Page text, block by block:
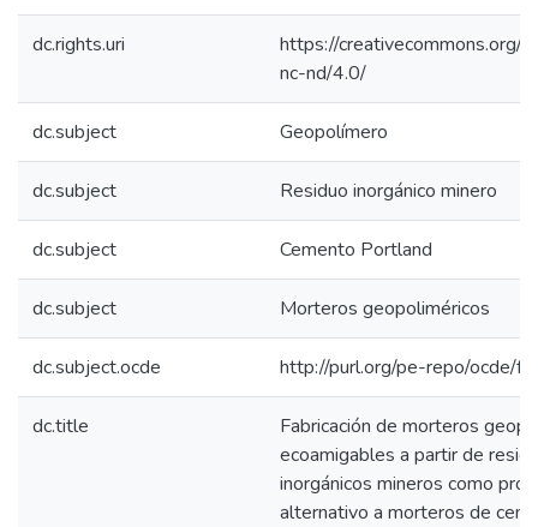
dc.rights.uri
https://creativecommons.org/
nc-nd/4.0/
dc.subject Geopolímero
dc.subject Residuo inorgánico minero
dc.subject Cemento Portland
dc.subject Morteros geopoliméricos
dc.subject.ocde http://purl.org/pe-repo/ocde/
dc.title
Fabricación de morteros
ecoamigables a partir de
inorgánicos mineros como
alternativo a morteros de